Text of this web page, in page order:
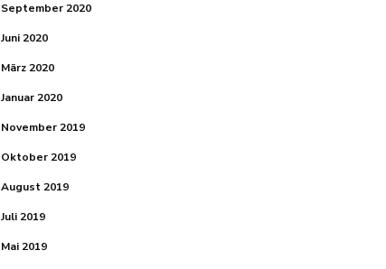
September 2020
Juni 2020
März 2020
Januar 2020
November 2019
Oktober 2019
August 2019
Juli 2019
Mai 2019